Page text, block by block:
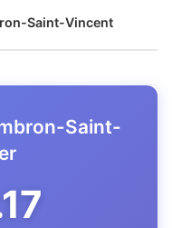
Saint-Vincent
Saint-